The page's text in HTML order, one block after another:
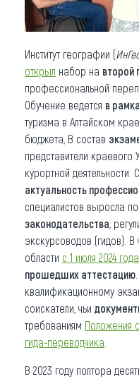
Институт географии (
открыл набор на второй
профессиональной
Обучение ведется в
туризма в Алтайском
бюджета, В состав
представители краевого
курортной деятельности.
актуальность
специалистов выросла
законодательства ,
экскурсоводов (гидов). В
области с 1 июля 2024 года
прошедших аттестацию
квалификационному
соискатели, чьи
требованиям Положения
гида-переводчика
В 2023 году полтора